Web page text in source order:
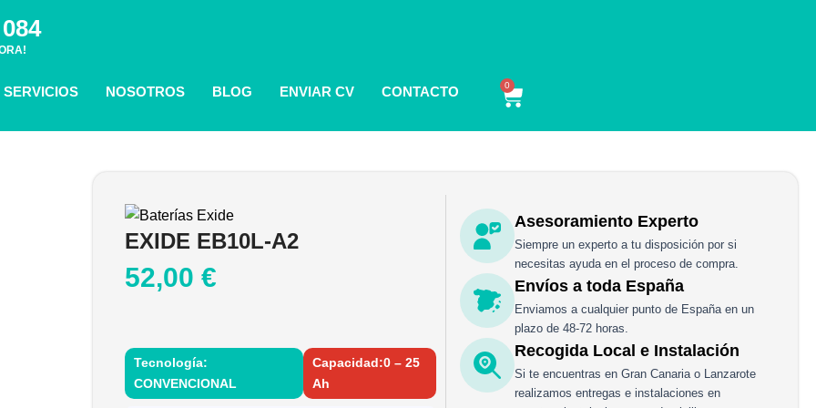
SERVICIOS NOSOTROS BLOG ENVIAR CV CONTACTO 0
Carrito
EXIDE EB10L-A2
52,00 €
Tecnología:
CONVENCIONAL
Capacidad:0 – 25
Ah
Asesoramiento Experto
Siempre un experto a tu disposición por si
necesitas ayuda en el proceso de compra.
Envíos a toda España
Enviamos a cualquier punto de España en un
plazo de 48-72 horas.
Recogida Local e Instalación
Si te encuentras en Gran Canaria o Lanzarote
realizamos entregas e instalaciones en